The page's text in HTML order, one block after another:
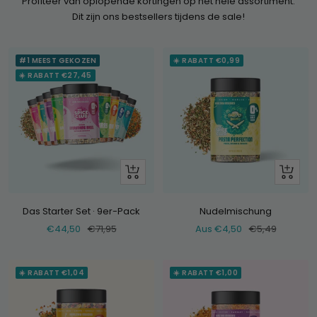
Dit zijn ons bestsellers tijdens de sale!
#1 MEEST GEKOZEN
☀️ RABATT €27,45
+
Das Starter Set · 9er-Pack
Verkaufspreis
€44,50 Normaler
€71,95
☀️ RABATT €0,99
Schau
Nudelmischung
Verkaufspreis
Aus €4,50 Normaler
€5,49
☀️ RABATT €1,04 ☀️ RABATT €1,00